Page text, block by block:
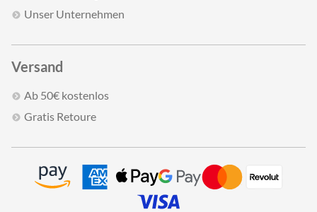
Unser Unternehmen
Versand
Ab 50€ kostenlos
Gratis Retoure